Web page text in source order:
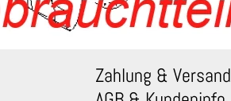
Zahlung & Versand